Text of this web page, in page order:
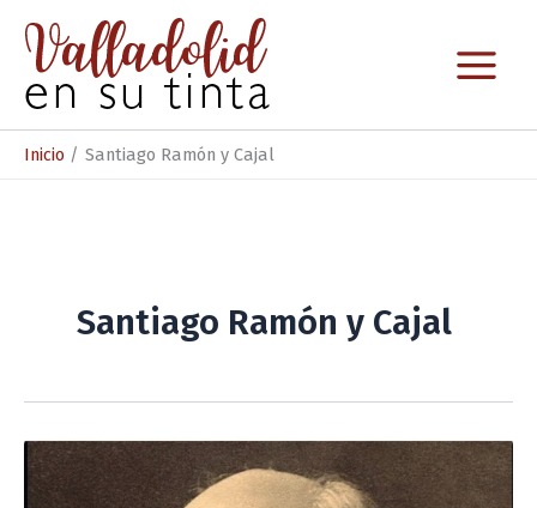
contenido
Inicio Santiago Ramón y Cajal
Santiago Ramón y Cajal